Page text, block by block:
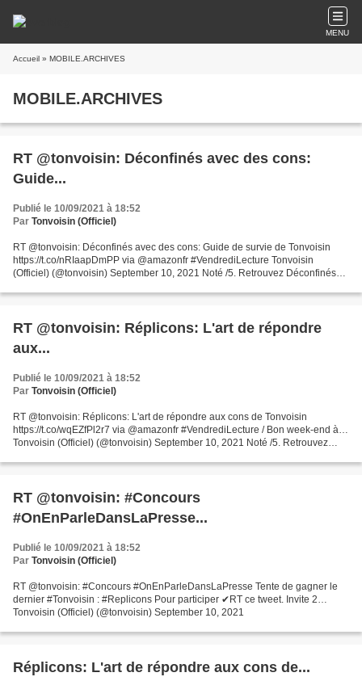
MENU
Accueil » MOBILE.ARCHIVES
MOBILE.ARCHIVES
RT @tonvoisin: Déconfinés avec des cons:
Guide...
Publié le 10/09/2021 à 18:52
Par Tonvoisin (Officiel)
RT @tonvoisin: Déconfinés avec des cons: Guide de survie de Tonvoisin
https://t.co/nRIaapDmPP via @amazonfr #VendrediLecture Tonvoisin
(Officiel) (@tonvoisin) September 10, 2021 Noté /5. Retrouvez Déconfinés
RT @tonvoisin: Réplicons: L'art de répondre
aux...
Publié le 10/09/2021 à 18:52
Par Tonvoisin (Officiel)
RT @tonvoisin: Réplicons: L'art de répondre aux cons de Tonvoisin
https://t.co/wqEZfPl2r7 via @amazonfr #VendrediLecture / Bon week-end à…
Tonvoisin (Officiel) (@tonvoisin) September 10, 2021 Noté /5. Retrouvez
RT @tonvoisin: #Concours
#OnEnParleDansLaPresse...
Publié le 10/09/2021 à 18:52
Par Tonvoisin (Officiel)
RT @tonvoisin: #Concours #OnEnParleDansLaPresse Tente de gagner le
dernier #Tonvoisin : #Replicons Pour participer ✔RT ce tweet. Invite 2…
Tonvoisin (Officiel) (@tonvoisin) September 10, 2021
Réplicons: L'art de répondre aux cons de...